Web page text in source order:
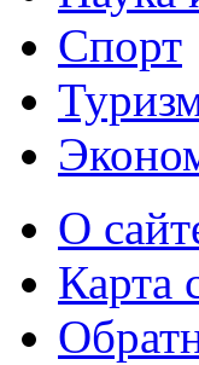
Спорт
О
Карта